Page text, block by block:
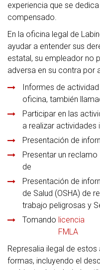
experiencia que se
compensado.
En la oficina legal de
ayudar a entender sus
estatal, su empleador no
adversa en su contra por
Informes de
oficina, también
Participar en las
a realizar actividades
Presentación de
Presentar un reclamo
de
Presentación de
de Salud (OSHA) de
trabajo peligrosas y
Tomando licencia
FMLA
Represalia ilegal de
formas, incluyendo el